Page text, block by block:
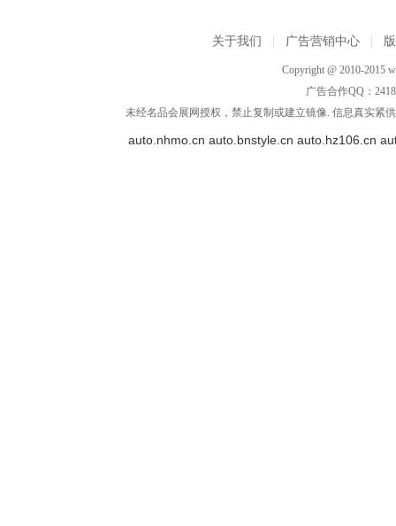
关于我们 广告营销中心
Copyright @ 2010-2015
广告合作QQ：
未经名品会展网授权，禁止复制或建立镜像. 信息真实紧
auto.nhmo.cn auto.bnstyle.cn auto.hz106.cn